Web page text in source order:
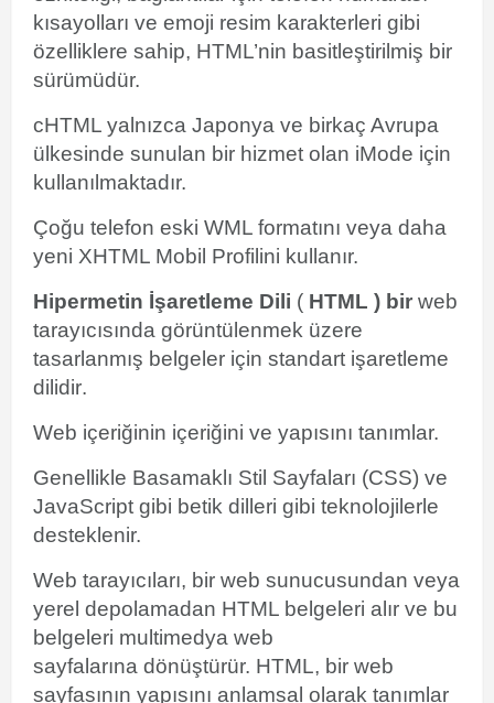
kısayolları ve emoji resim karakterleri gibi
özelliklere sahip, HTML’nin basitleştirilmiş bir
sürümüdür.
cHTML yalnızca Japonya ve birkaç Avrupa
ülkesinde sunulan bir hizmet olan iMode için
kullanılmaktadır.
Çoğu telefon eski WML formatını veya daha
yeni XHTML Mobil Profilini kullanır.
Hipermetin İşaretleme Dili ( HTML ) bir web
tarayıcısında görüntülenmek üzere
tasarlanmış belgeler için standart işaretleme
dilidir.
Web içeriğinin içeriğini ve yapısını tanımlar.
Genellikle Basamaklı Stil Sayfaları (CSS) ve
JavaScript gibi betik dilleri gibi teknolojilerle
desteklenir.
Web tarayıcıları, bir web sunucusundan veya
yerel depolamadan HTML belgeleri alır ve bu
belgeleri multimedya web
sayfalarına dönüştürür. HTML, bir web
sayfasının yapısını anlamsal olarak tanımlar